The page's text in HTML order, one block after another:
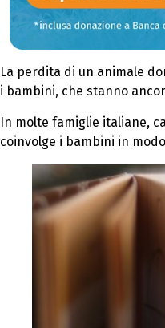
La perdita di un animale
i bambini, che stanno
In molte famiglie italiane,
coinvolge i bambini in